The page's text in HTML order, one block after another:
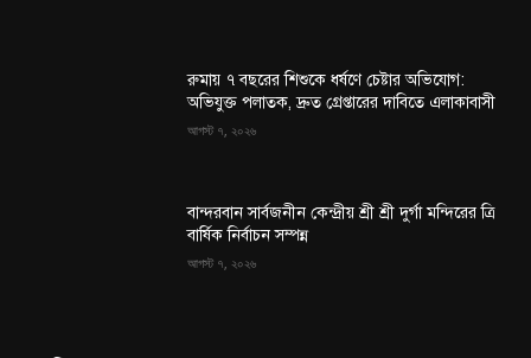
রুমায় ৭ বছরের শিশুকে ধর্ষণে চেষ্টার অভিযোগ:
অভিযুক্ত পলাতক, দ্রুত গ্রেপ্তারের দাবিতে এলাকাবাসী
আগস্ট ৭, ২০২৬
বান্দরবান সার্বজনীন কেন্দ্রীয় শ্রী শ্রী দুর্গা মন্দিরের ত্রি
বার্ষিক নির্বাচন সম্পন্ন
আগস্ট ৭, ২০২৬